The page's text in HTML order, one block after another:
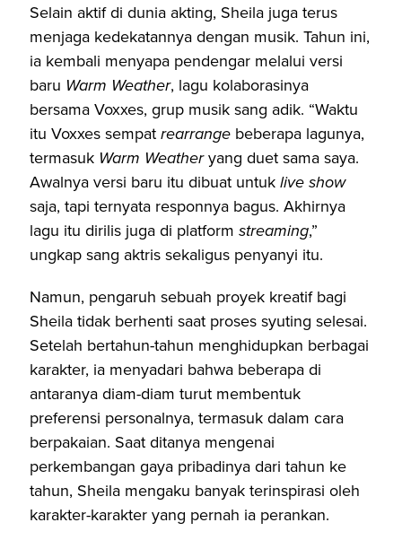
Selain aktif di dunia akting, Sheila juga terus
menjaga kedekatannya dengan musik. Tahun ini,
ia kembali menyapa pendengar melalui versi
baru Warm Weather, lagu kolaborasinya
bersama Voxxes, grup musik sang adik. “Waktu
itu Voxxes sempatrearrange beberapa lagunya,
termasuk Warm Weatheryang duet sama saya.
Awalnya versi baru itu dibuat untuklive show
saja, tapi ternyata responnya bagus. Akhirnya
lagu itu dirilis juga di platform streaming,”
ungkap sang aktris sekaligus penyanyi itu.
Namun, pengaruh sebuah proyek kreatif bagi
Sheila tidak berhenti saat proses syuting selesai.
Setelah bertahun-tahun menghidupkan berbagai
karakter, ia menyadari bahwa beberapa di
antaranya diam-diam turut membentuk
preferensi personalnya, termasuk dalam cara
berpakaian. Saat ditanya mengenai
perkembangan gaya pribadinya dari tahun ke
tahun, Sheila mengaku banyak terinspirasi oleh
karakter-karakter yang pernah ia perankan.